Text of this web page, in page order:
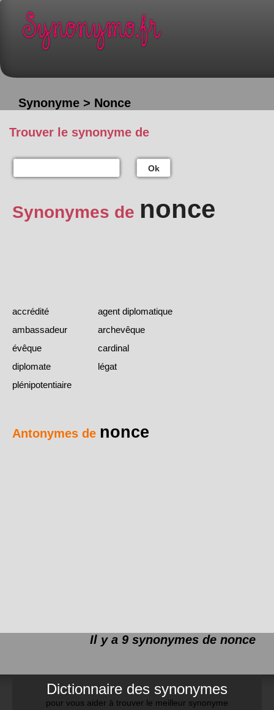
Synonyme > Nonce
Trouver le synonyme de
Ok
Synonymes de nonce
accrédité
agent diplomatique
ambassadeur
archevêque
évêque
cardinal
diplomate
légat
plénipotentiaire
Antonymes de nonce
Il y a 9 synonymes de nonce
Dictionnaire des synonymes
pour vous aider à trouver le meilleur synonyme